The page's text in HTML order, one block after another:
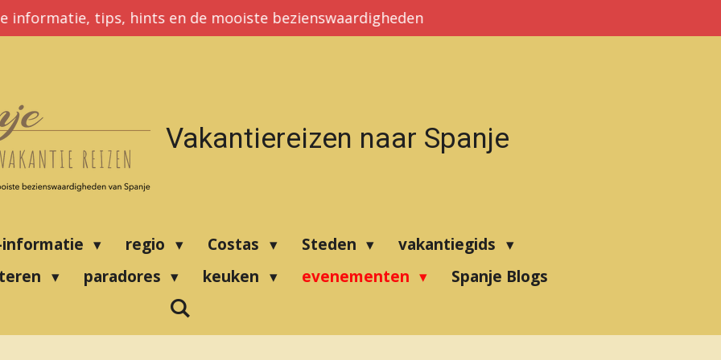
informatie, tips, hints en de mooiste bezienswaardigheden
Vakantiereizen naar Spanje
regio Costas Steden
vakantiegids
paradores keuken evenementen Spanje Blogs